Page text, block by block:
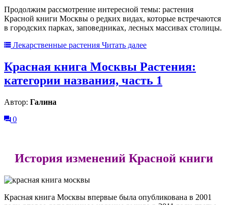
Продолжим рассмотрение интересной темы: растения
Красной книги Москвы о редких видах, которые встречаются
в городских парках, заповедниках, лесных массивах столицы.
Лекарственные растения Читать далее
Красная книга Москвы Растения:
категории названия, часть 1
Автор: Галина
0
История изменений Красной книги
Красная книга Москвы впервые была опубликована в 2001